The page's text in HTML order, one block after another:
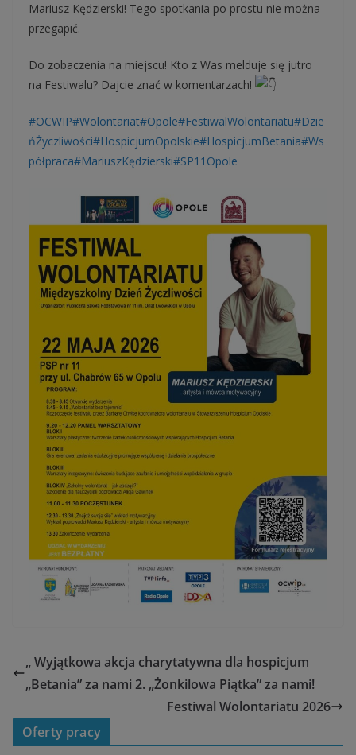
Mariusz Kędzierski! Tego spotkania po prostu nie można
przegapić.
Do zobaczenia na miejscu! Kto z Was melduje się jutro
na Festiwalu? Dajcie znać w komentarzach!
#OCWIP#Wolontariat#Opole#FestiwalWolontariatu#Dzie
ńŻyczliwości#HospicjumOpolskie#HospicjumBetania#Ws
półpraca#MariuszKędzierski#SP11Opole
„ Wyjątkowa akcja charytatywna dla hospicjum
„Betania” za nami 2. „Żonkilowa Piątka” za nami!
Festiwal Wolontariatu 2026
Oferty pracy